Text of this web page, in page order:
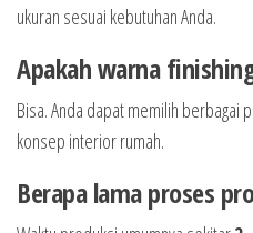
ukuran sesuai kebutuhan Anda.
Apakah warna
Bisa. Anda dapat memilih berbagai
konsep interior rumah.
Berapa lama proses